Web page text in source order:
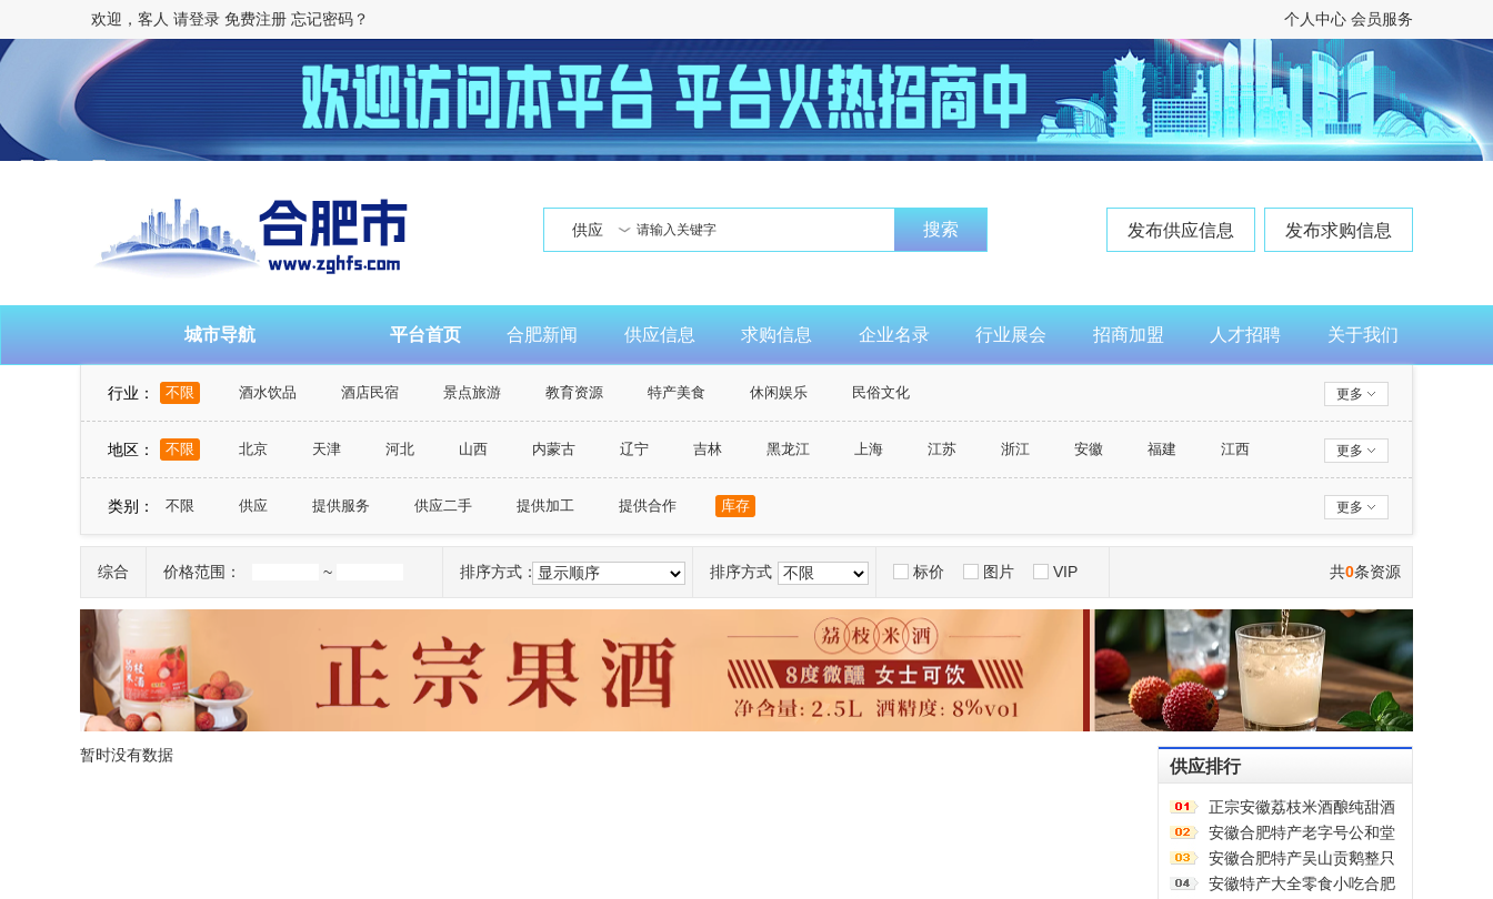
欢迎，客人 请登录 免费注册 忘记密码？ 个人中心 会员服务
供应 搜索 发布供应信息 发布求购信息
城市导航 平台首页 合肥新闻 供应信息 求购信息 企业名录 行业展会 招商加盟 人才招聘 关于我们
行业： 不限 酒水饮品 酒店民宿 景点旅游 教育资源 特产美食 休闲娱乐 民俗文化 更多
地区： 不限 北京 天津 河北 山西 内蒙古 辽宁 吉林 黑龙江 上海 江苏 浙江 安徽 福建
江西
山东
河南 湖北 湖南 广东 广西 海南 重庆市 四川 贵州 云南 西藏 陕西 甘肃
青海
宁夏
新疆 台湾 澳门
更多
类别： 不限 供应 提供服务 供应二手 提供加工 提供合作 库存 更多
共0条资源
综合 价格范围： ~ 排序方式：显示顺序 排序方式：不限 标价 图片 VIP
暂时没有数据
供应排行
正宗安徽荔枝米酒酿纯甜酒
原浆男女士果酒酒大桶零添
加剂自然发酵
安徽合肥特产老字号公和堂
狮子头麻花酥脆手工制作中
式糕点伴手礼
安徽合肥特产吴山贡鹅整只
传统五香盐水卤味肉类熟食
安徽特产大全零食小吃合肥